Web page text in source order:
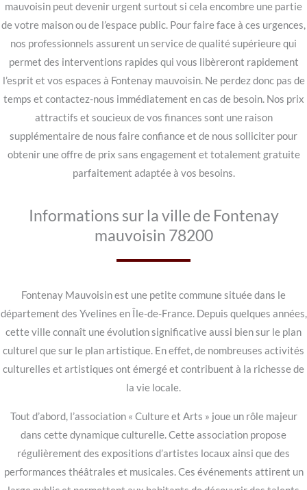
mauvoisin peut devenir urgent surtout si cela encombre une partie
de votre maison ou de l’espace public. Pour faire face à ces urgences,
nos professionnels assurent un service de qualité supérieure qui
permet des interventions rapides qui vous libèreront rapidement
l’esprit et vos espaces à Fontenay mauvoisin. Ne perdez donc pas de
temps et contactez-nous immédiatement en cas de besoin. Nos prix
attractifs et soucieux de vos finances sont une raison
supplémentaire de nous faire confiance et de nous solliciter pour
obtenir une offre de prix sans engagement et totalement gratuite
parfaitement adaptée à vos besoins.
Informations sur la ville de Fontenay
mauvoisin 78200
Fontenay Mauvoisin est une petite commune située dans le
département des Yvelines en Île-de-France. Depuis quelques années,
cette ville connaît une évolution significative aussi bien sur le plan
culturel que sur le plan artistique. En effet, de nombreuses activités
culturelles et artistiques ont émergé et contribuent à la richesse de
la vie locale.
Tout d’abord, l’association « Culture et Arts » joue un rôle majeur
dans cette dynamique culturelle. Cette association propose
régulièrement des expositions d’artistes locaux ainsi que des
performances théâtrales et musicales. Ces événements attirent un